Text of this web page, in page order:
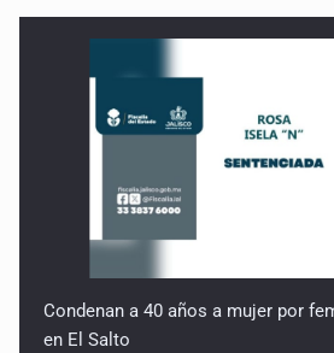
Condenan a 40 años a mujer por
en El Salto